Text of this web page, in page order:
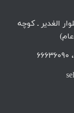
الغدیر ـ کوچه